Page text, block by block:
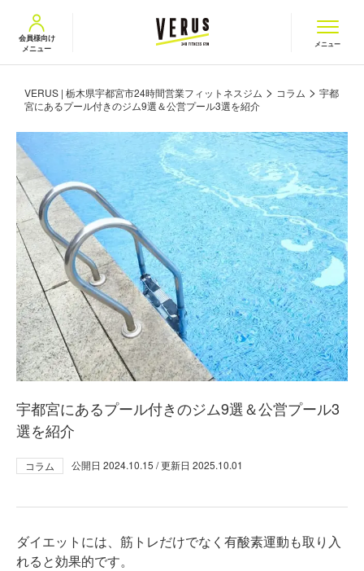
VERUS ヴェルス
会員様向け
メニュー
メニュー
VERUS | 栃木県宇都宮市24時間営業フィットネスジム > コラム > 宇都
宮にあるプール付きのジム9選＆公営プール3選を紹介
宇都宮にあるプール付きのジム9選＆公営プール3
選を紹介
コラム 公開日 2024.10.15 / 更新日 2025.10.01
ダイエットには、筋トレだけでなく有酸素運動も取り入
れると効果的です。